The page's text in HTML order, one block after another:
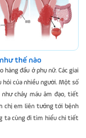
thế nào
hàng đầu ở phụ nữ. Các giai
hỏi của nhiều người. Một số
chảy máu âm đạo, tiết
chị em liên tưởng tới bệnh
ta cùng đi tìm hiểu chi tiết